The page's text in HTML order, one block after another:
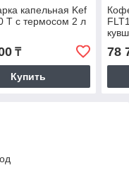
капельная Kef
T с термосом 2 л
₸
Купить
78